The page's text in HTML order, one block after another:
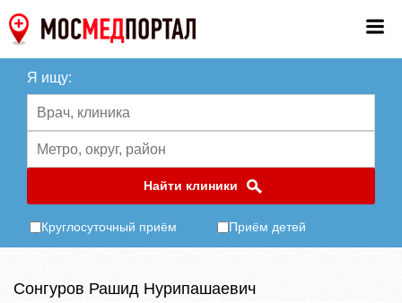
Я ищу:
Найти клиники
Круглосуточный приём Приём детей
Сонгуров Рашид Нурипашаевич